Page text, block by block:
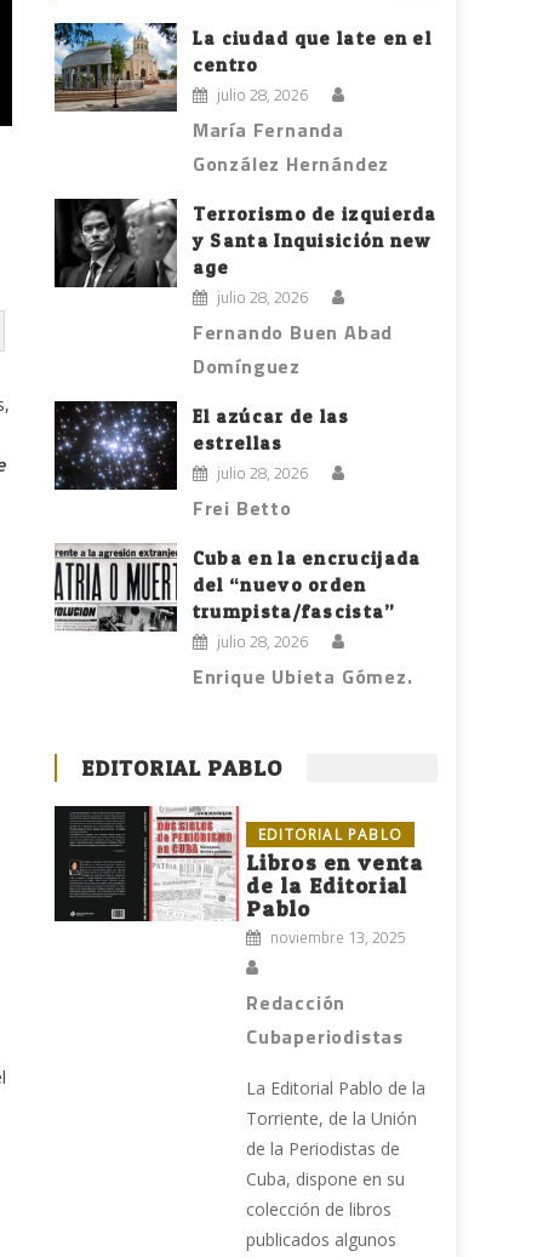
La ciudad que late en el
centro
julio 28, 2026
María Fernanda
González Hernández
Terrorismo de izquierda
y Santa Inquisición new
age
julio 28, 2026
Fernando Buen Abad
Domínguez
El azúcar de las
estrellas
julio 28, 2026
Frei Betto
Cuba en la encrucijada
del “nuevo orden
trumpista/fascista”
julio 28, 2026
Enrique Ubieta Gómez.
EDITORIAL PABLO
EDITORIAL PABLO
Libros en venta
de la Editorial
Pablo
noviembre 13, 2025
Redacción
Cubaperiodistas
La Editorial Pablo de la
Torriente, de la Unión
de la Periodistas de
Cuba, dispone en su
colección de libros
publicados algunos